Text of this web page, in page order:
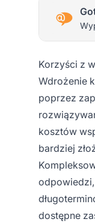
Korzyści z
Wdrożenie
poprzez
kosztów
bardziej
dostępne